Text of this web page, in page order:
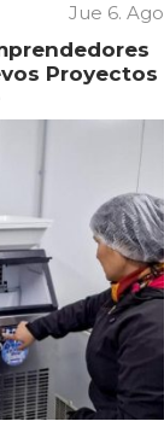
Jue 6. Ago
Proyectos